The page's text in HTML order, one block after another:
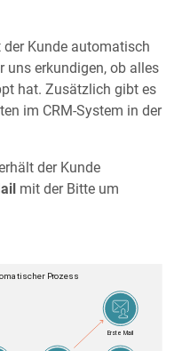
der Kunde automatisch
uns erkundigen, ob alles
hat. Zusätzlich gibt es
im CRM-System in der
der Kunde
mit der Bitte um